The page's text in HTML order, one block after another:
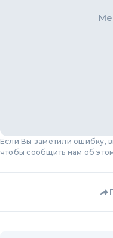
Если Вы заметили ошибку,
чтобы сообщить нам об